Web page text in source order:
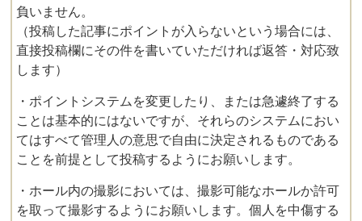
負いません。
（投稿した記事にポイントが入らないという場合には、
直接投稿欄にその件を書いていただければ返答・対応致
します）
・ポイントシステムを変更したり、または急遽終了する
ことは基本的にはないですが、それらのシステムにおい
てはすべて管理人の意思で自由に決定されるものである
ことを前提として投稿するようにお願いします。
・ホール内の撮影においては、撮影可能なホールか許可
を取って撮影するようにお願いします。個人を中傷する